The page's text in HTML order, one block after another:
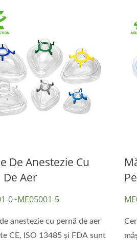
De Anestezie Cu
De Aer
0~ME05001-5
anestezie cu pernă de aer
CE, ISO 13485 și FDA sunt